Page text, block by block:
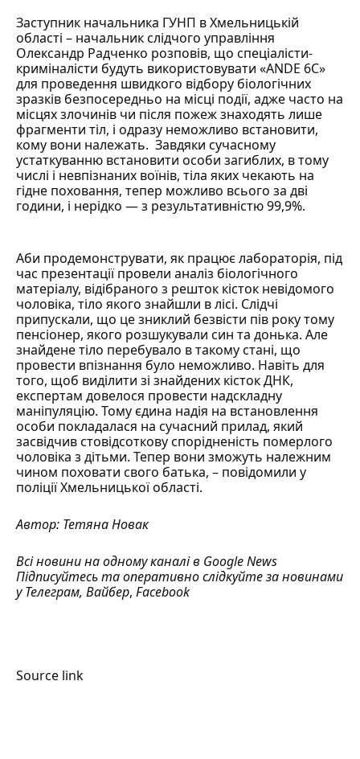
Заступник начальника ГУНП в Хмельницькій
області – начальник слідчого управління
Олександр Радченко розповів, що спеціалісти-
криміналісти будуть використовувати «ANDE 6С»
для проведення швидкого відбору біологічних
зразків безпосередньо на місці події, адже часто на
місцях злочинів чи після пожеж знаходять лише
фрагменти тіл, і одразу неможливо встановити,
кому вони належать. Завдяки сучасному
устаткуванню встановити особи загиблих, в тому
числі і невпізнаних воїнів, тіла яких чекають на
гідне поховання, тепер можливо всього за дві
години, і нерідко — з результативністю 99,9%.
Аби продемонструвати, як працює лабораторія, під
час презентації провели аналіз біологічного
матеріалу, відібраного з решток кісток невідомого
чоловіка, тіло якого знайшли в лісі. Слідчі
припускали, що це зниклий безвісти пів року тому
пенсіонер, якого розшукували син та донька. Але
знайдене тіло перебувало в такому стані, що
провести впізнання було неможливо. Навіть для
того, щоб виділити зі знайдених кісток ДНК,
експертам довелося провести надскладну
маніпуляцію. Тому єдина надія на встановлення
особи покладалася на сучасний прилад, який
засвідчив стовідсоткову спорідненість померлого
чоловіка з дітьми. Тепер вони зможуть належним
чином поховати свого батька, – повідомили у
поліції Хмельницької області.
Автор: Тетяна Новак
Всі новини на одному каналі в Google News
Підписуйтесь та оперативно слідкуйте за новинами
уТелеграм, Вайбер, Facebook
Source link